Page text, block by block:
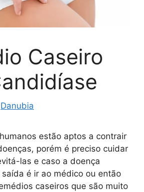
Caseiro
Danubia
estão aptos a contrair
porém é preciso cuidar
las e caso a doença
é ir ao médico ou então
caseiros que são muito